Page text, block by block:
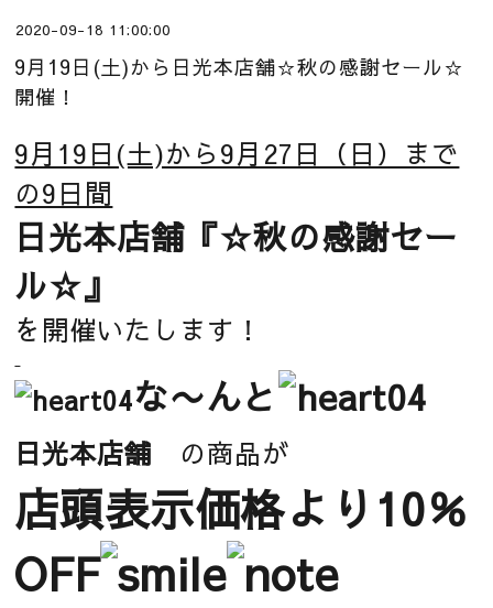
2020-09-18 11:00:00
9月19日(土)から日光本店舗☆秋の感謝セール☆
開催！
9月19日(土)から9月27日（日）まで
の9日間
日光本店舗 『☆秋の感謝セー
ル☆』
を開催いたします！
な〜んと
日光本店舗 の商品が
店頭表示価格より10％
OFF